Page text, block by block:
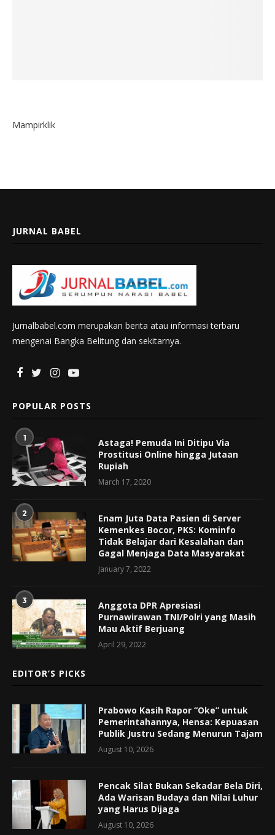
Mampirklik
JURNAL BABEL
Jurnalbabel.com merupakan berita atau informasi terbaru
mengenai Bangka Belitung dan sekitarnya.
POPULAR POSTS
1
Astaga! Pemuda Ini Ditipu Via
Prostitusi Online hingga Jutaan
Rupiah
March 17, 2020
2
Enam Juta Data Pasien di Server
Kemenkes Bocor, PKS: Kominfo
Tidak Belajar dari Kesalahan dan
Gagal Menjaga Data Masyarakat
January 7, 2022
3
Anggota DPR Apresiasi
Purnawirawan TNI/Polri yang Masih
Mau Aktif Berjuang
April 29, 2022
EDITOR’S PICKS
Prabowo Kasih Rapor “Oke” untuk
Pemerintahannya, Hensa: Kepuasan
Publik Justru Sedang Menurun Tajam
August 10, 2026
Pencak Silat Bukan Sekadar Bela Diri,
Ada Warisan Budaya dan Nilai Luhur
yang Harus Dijaga
August 10, 2026